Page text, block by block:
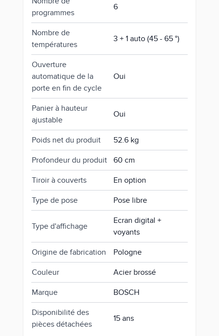
programmes
6
Nombre de
températures
3 + 1 auto (45 - 65 °)
Ouverture
automatique de la
porte en fin de cycle
Oui
Panier à hauteur
ajustable
Oui
Poids net du produit 52.6 kg
Profondeur du produit 60 cm
Tiroir à couverts En option
Type de pose Pose libre
Type d'affichage
Ecran digital +
voyants
Origine de fabrication Pologne
Couleur Acier brossé
Marque BOSCH
Disponibilité des
pièces détachées
15 ans